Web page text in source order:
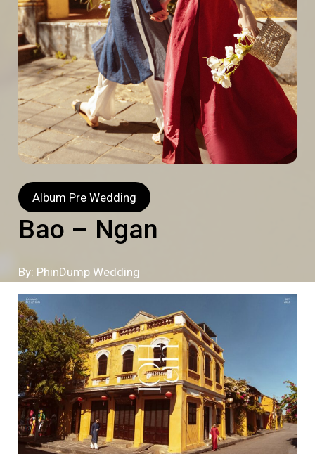
Album Pre Wedding
Bao – Ngan
By: PhinDump Wedding